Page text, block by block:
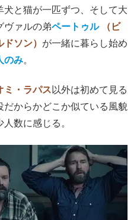
と猫が一匹ずつ、そして大
ヴァルの弟ペートゥル（ビ
ソン） が一緒に暮らし始め
のみ。
ミ・ラパス 以外は初めて見る
からかどこか似ている風貌
数に感じる。